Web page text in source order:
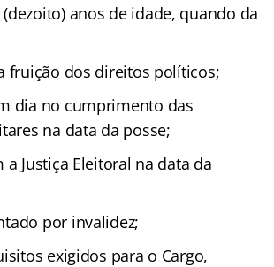
anos de idade, quando da
fruição dos direitos políticos;
dia no cumprimento das
na data da posse;
a Justiça Eleitoral na data da
por invalidez;
exigidos para o Cargo,